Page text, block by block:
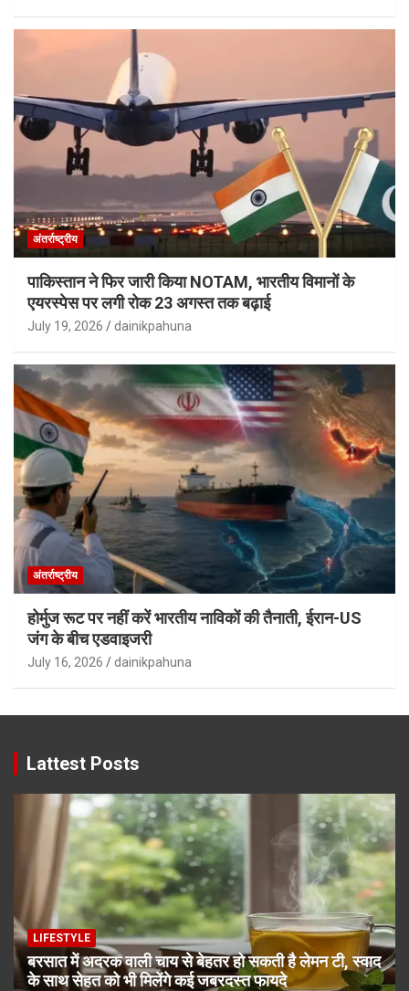
अंतर्राष्ट्रीय
पाकिस्तान ने फिर जारी किया NOTAM, भारतीय विमानों के
एयरस्पेस पर लगी रोक 23 अगस्त तक बढ़ाई
July 19, 2026 dainikpahuna
अंतर्राष्ट्रीय
होर्मुज रूट पर नहीं करें भारतीय नाविकों की तैनाती, ईरान-US
जंग के बीच एडवाइजरी
July 16, 2026 dainikpahuna
Lattest Posts
LIFESTYLE
बरसात में अदरक वाली चाय से बेहतर हो सकती है लेमन टी, स्वाद
के साथ सेहत को भी मिलेंगे कई जबरदस्त फायदे